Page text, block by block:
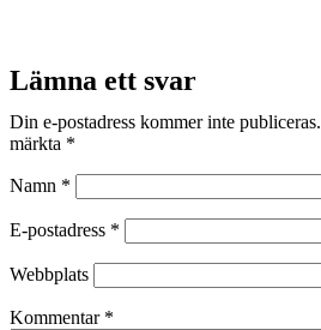
Lämna ett svar
Din e-postadress kommer inte publiceras.
märkta *
Namn *
E-postadress *
Webbplats
Kommentar *